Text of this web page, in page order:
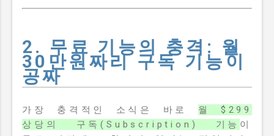
2. 무료 기능의 충격: 월
30만원짜리 구독 기능이
공짜
가장 충격적인 소식은 바로 월 $299
상당의 구독(Subscription) 기능 이